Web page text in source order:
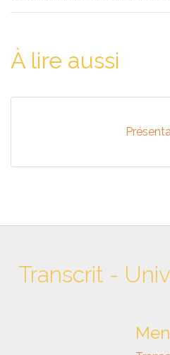
À lire aussi
Transcrit -